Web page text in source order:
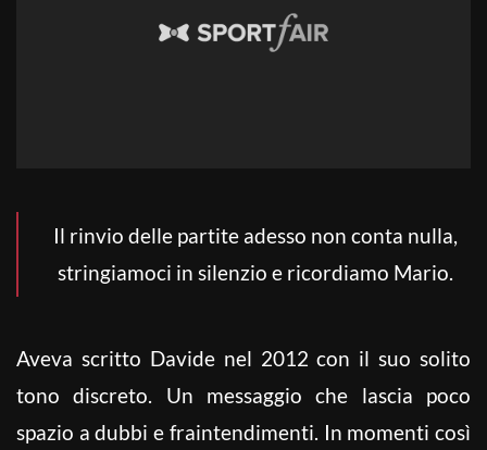
Il rinvio delle partite adesso non conta nulla,
stringiamoci in silenzio e ricordiamo Mario.
Aveva scritto Davide nel 2012 con il suo solito
tono discreto. Un messaggio che lascia poco
spazio a dubbi e fraintendimenti. In momenti così